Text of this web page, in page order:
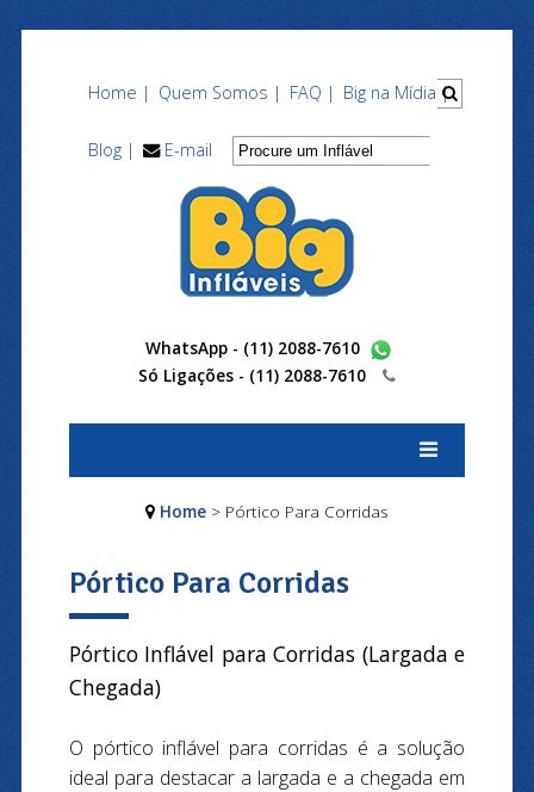
Home | Quem Somos | FAQ | Big na Mídia |
Blog | E-mail
WhatsApp - (11) 2088-7610
Só Ligações - (11) 2088-7610
Home> Pórtico Para Corridas
Pórtico Para Corridas
Pórtico Inflável para Corridas (Largada e
Chegada)
O pórtico inflável para corridas é a solução
ideal para destacar a largada e a chegada em